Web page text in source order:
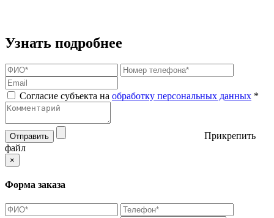
Узнать подробнее
Согласие субъекта на обработку персональных данных *
Отправить
Прикрепить
файл
×
Форма заказа